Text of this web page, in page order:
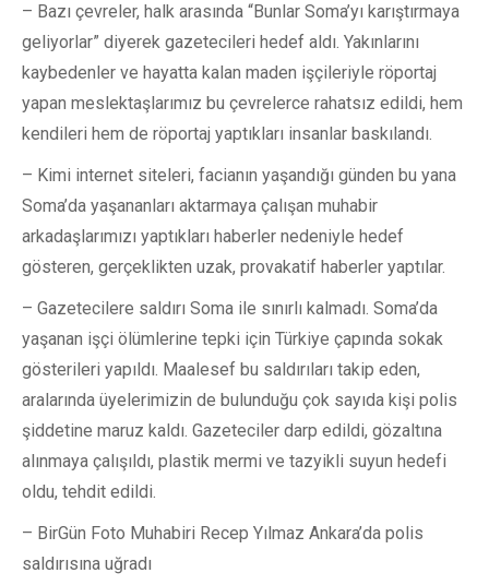
– Bazı çevreler, halk arasında “Bunlar Soma’yı karıştırmaya
geliyorlar” diyerek gazetecileri hedef aldı. Yakınlarını
kaybedenler ve hayatta kalan maden işçileriyle röportaj
yapan meslektaşlarımız bu çevrelerce rahatsız edildi, hem
kendileri hem de röportaj yaptıkları insanlar baskılandı.
– Kimi internet siteleri, facianın yaşandığı günden bu yana
Soma’da yaşananları aktarmaya çalışan muhabir
arkadaşlarımızı yaptıkları haberler nedeniyle hedef
gösteren, gerçeklikten uzak, provakatif haberler yaptılar.
– Gazetecilere saldırı Soma ile sınırlı kalmadı. Soma’da
yaşanan işçi ölümlerine tepki için Türkiye çapında sokak
gösterileri yapıldı. Maalesef bu saldırıları takip eden,
aralarında üyelerimizin de bulunduğu çok sayıda kişi polis
şiddetine maruz kaldı. Gazeteciler darp edildi, gözaltına
alınmaya çalışıldı, plastik mermi ve tazyikli suyun hedefi
oldu, tehdit edildi.
– BirGün Foto Muhabiri Recep Yılmaz Ankara’da polis
saldırısına uğradı